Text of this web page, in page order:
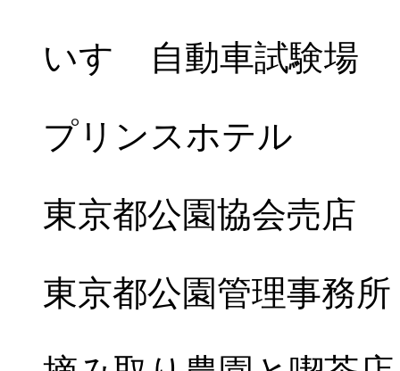
いすゞ自動車試験場
プリンスホテル
東京都公園協会売店
東京都公園管理事務所